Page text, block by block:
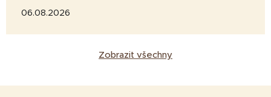
06.08.2026
Zobrazit všechny